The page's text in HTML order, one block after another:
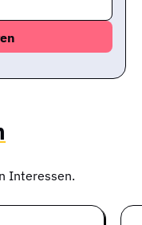
Interessen.